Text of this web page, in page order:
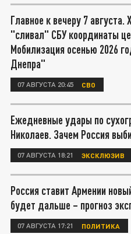
Главное к вечеру 7 августа.
"сливал" СБУ координаты
Мобилизация осенью 2026
Днепра"
07 АВГУСТА 20:45 СВО
Ежедневные удары по
Николаев. Зачем Россия
07 АВГУСТА 18:21 ЭКСКЛЮЗИВ
Россия ставит Армении
будет дальше – прогноз
07 АВГУСТА 17:21 ПОЛИТИКА